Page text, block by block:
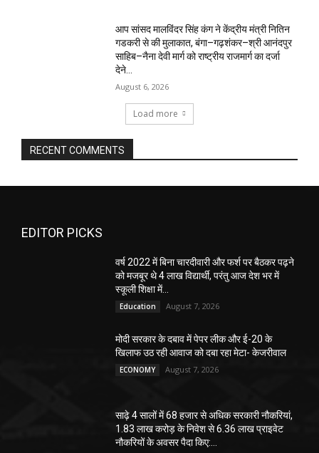
आप सांसद मालविंदर सिंह कंग ने केंद्रीय मंत्री नितिन
गडकरी से की मुलाकात, बंगा–गढ़शंकर–श्री आनंदपुर
साहिब–नैना देवी मार्ग को राष्ट्रीय राजमार्ग का दर्जा
देने...
August 6, 2026
Load more
RECENT COMMENTS
EDITOR PICKS
वर्ष 2022 में बिना चारदीवारी और फर्श पर बैठकर पढ़ने
को मजबूर थे 4 लाख विद्यार्थी, परंतु आज देश भर में
स्कूली शिक्षा में...
Education August 7, 2026
मोदी सरकार के दबाव में पेपर लीक और ई-20 के
खिलाफ उठ रही आवाज को दबा रहा मेटा- केजरीवाल
ECONOMY August 7, 2026
साढ़े 4 सालों में 68 हजार से अधिक सरकारी नौकरियां,
1.83 लाख करोड़ के निवेश से 6.36 लाख प्राइवेट
नौकरियों के अवसर पैदा किए:...